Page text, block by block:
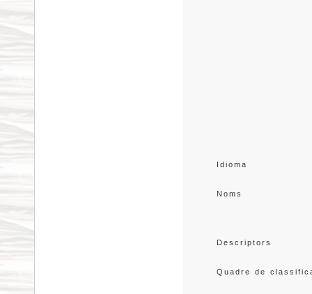
Idioma
Noms
Descriptors
Quadre de